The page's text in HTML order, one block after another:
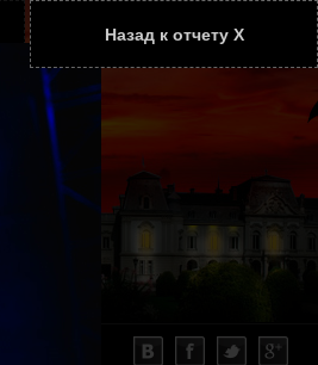
Назад к отчету Х